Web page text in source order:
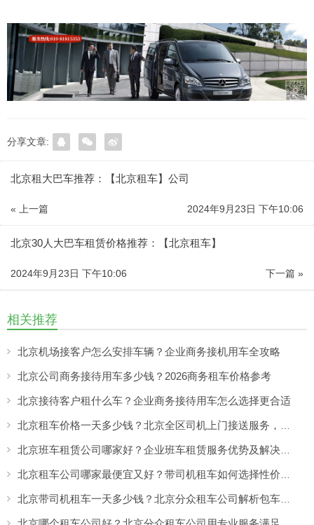
分享文章:
北京租大巴车推荐：【北京租车】公司
« 上一篇 2024年9月23日 下午10:06
北京30人大巴车租赁价格推荐：【北京租车】
下一篇 »
2024年9月23日 下午10:06
相关推荐
北京机场接客户怎么安排车辆？企业商务接机用车全攻略
北京公司商务接待用车多少钱？2026商务租车价格参考
北京接待客户租什么车？企业商务接待用车怎么选择更合适
北京租车价格一天多少钱？北京全区司机上门接送服务，让出行更方便
北京班车租赁公司哪家好？企业班车租赁服务优势及解决方案
北京租车公司哪家最便宜又好？带司机租车如何选择性价比高的服务
北京带司机租车一天多少钱？北京分众租车公司解析包车价格与服务优势